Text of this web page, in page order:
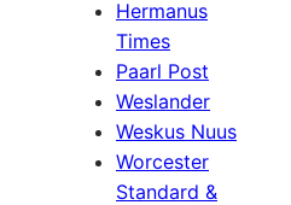
Hermanus
Times
Paarl Post
Weslander
Weskus Nuus
Worcester
Standard &